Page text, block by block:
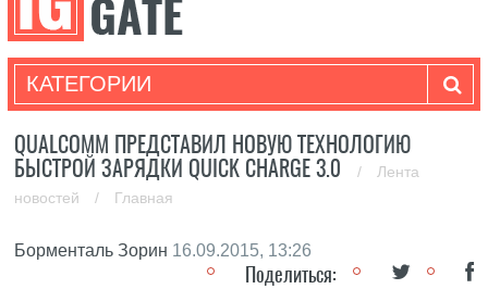
КАТЕГОРИИ
QUALCOMM ПРЕДСТАВИЛ НОВУЮ ТЕХНОЛОГИЮ
БЫСТРОЙ ЗАРЯДКИ QUICK CHARGE 3.0
/
Лента
новостей
/ Главная
Борменталь Зорин 16.09.2015, 13:26
Поделиться: